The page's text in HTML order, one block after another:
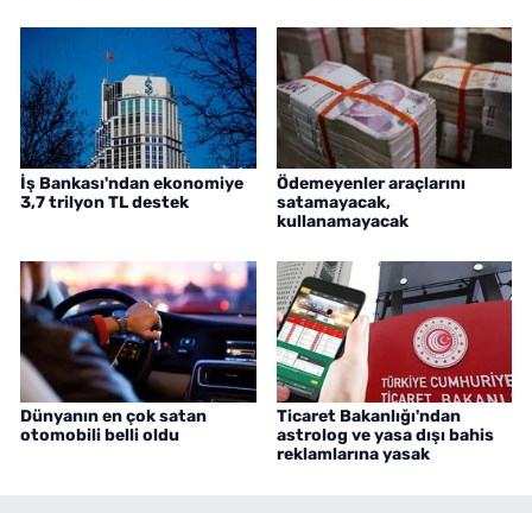
İş Bankası'ndan ekonomiye
3,7 trilyon TL destek
Ödemeyenler araçlarını
satamayacak,
kullanamayacak
Dünyanın en çok satan
otomobili belli oldu
Ticaret Bakanlığı'ndan
astrolog ve yasa dışı bahis
reklamlarına yasak